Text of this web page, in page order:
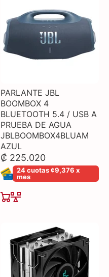
PARLANTE JBL
BOOMBOX 4
BLUETOOTH 5.4 / USB A
PRUEBA DE AGUA
JBLBOOMBOX4BLUAM
AZUL
₡ 225.020
24 cuotas ¢9,376 x
mes